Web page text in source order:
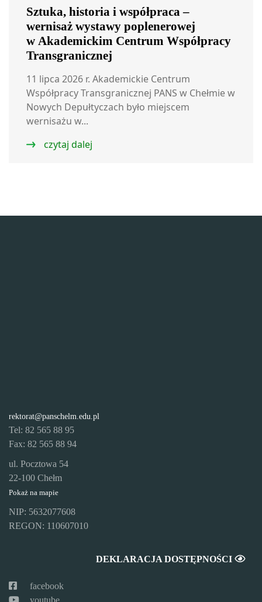
Sztuka, historia i współpraca –
wernisaż wystawy poplenerowej
w Akademickim Centrum Współpracy
Transgranicznej
11 lipca 2026 r. Akademickie Centrum
Współpracy Transgranicznej PANS w Chełmie w
Nowych Depułtyczach było miejscem
wernisażu w...
czytaj dalej
rektorat@panschelm.edu.pl
Tel: 82 565 88 95
Fax: 82 565 88 94
ul. Pocztowa 54
22-100 Chełm
Pokaż na mapie
NIP: 5632077608
REGON: 110607010
DEKLARACJA DOSTĘPNOŚCI
facebook
youtube